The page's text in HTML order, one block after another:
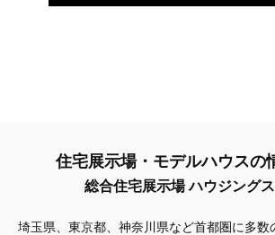
住宅展示場・モデルハウスの
総合住宅展示場 ハウジング
埼玉県、東京都、神奈川県など首都圏に多数